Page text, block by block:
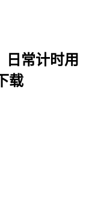
日常计时用
载